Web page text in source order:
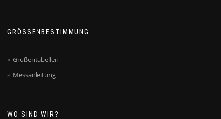
GRÖSSENBESTIMMUNG
Größentabellen
Messanleitung
WO SIND WIR?